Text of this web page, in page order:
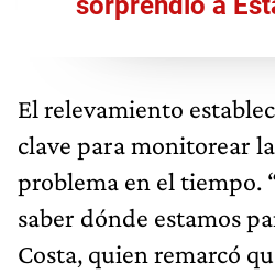
El relevamiento
clave para monitorear
problema en el tiempo.
saber dónde estamos
Costa, quien remarcó